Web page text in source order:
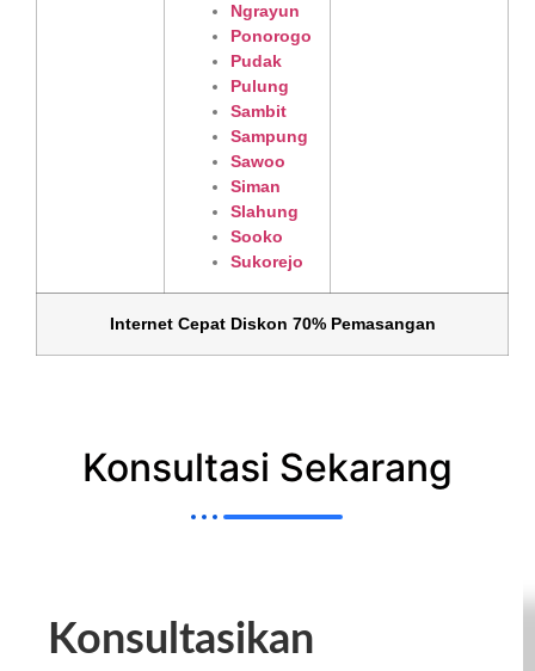
Ngrayun
Ponorogo
Pudak
Pulung
Sambit
Sampung
Sawoo
Siman
Slahung
Sooko
Sukorejo
Internet Cepat Diskon 70% Pemasangan
Konsultasi Sekarang
Konsultasikan